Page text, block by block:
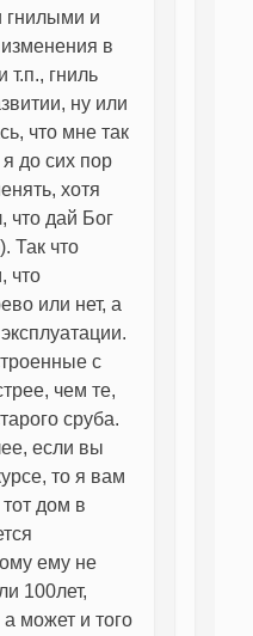
гнилыми и
в
т.п., гниль
ну или
что мне так
я до сих пор
хотя
что дай Бог
Так что
что
или нет, а
с
чем те,
сруба.
если вы
то я вам
дом в
ему не
100лет,
может и того